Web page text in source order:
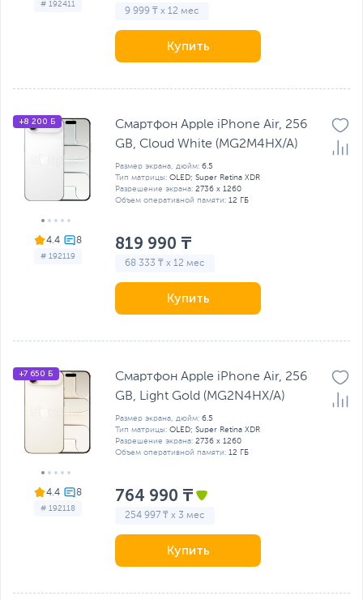
# 192411
9 999 ₸ x 12 мес
Купить
4.4
# 192119
+8 200 Б
Смартфон Apple iPhone Air, 256
GB, Cloud White (MG2M4HX/A)
Размер экрана, дюйм: 6.5
Тип матрицы: OLED; Super Retina XDR
Разрешение экрана: 2736 x 1260
Объем оперативной памяти: 12 ГБ
819 990 ₸
68 333 ₸ x 12 мес
Купить
4.4
# 192118
+7 650 Б
Смартфон Apple iPhone Air, 256
GB, Light Gold (MG2N4HX/A)
Размер экрана, дюйм: 6.5
Тип матрицы: OLED; Super Retina XDR
Разрешение экрана: 2736 x 1260
Объем оперативной памяти: 12 ГБ
764 990 ₸
254 997 ₸ x 3 мес
Купить